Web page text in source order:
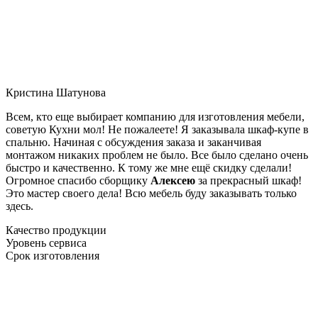
Кристина Шатунова
Всем, кто еще выбирает компанию для изготовления мебели,
советую Кухни мол! Не пожалеете! Я заказывала шкаф-купе в
спальню. Начиная с обсуждения заказа и заканчивая
монтажом никаких проблем не было. Все было сделано очень
быстро и качественно. К тому же мне ещё скидку сделали!
Огромное спасибо сборщику Алексею за прекрасный шкаф!
Это мастер своего дела! Всю мебель буду заказывать только
здесь.
Качество продукции
Уровень сервиса
Срок изготовления